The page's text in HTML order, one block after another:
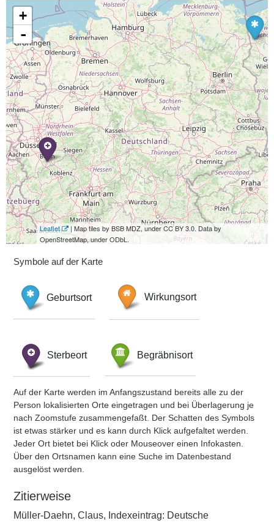
+
-
Leaflet
| Map tiles by BSB MDZ, under CC BY 3.0. Data by
OpenStreetMap, under ODbL.
Symbole auf der Karte
Geburtsort Wirkungsort
Sterbeort Begräbnisort
Auf der Karte werden im Anfangszustand bereits alle zu der
Person lokalisierten Orte eingetragen und bei Überlagerung je
nach Zoomstufe zusammengefaßt. Der Schatten des Symbols
ist etwas stärker und es kann durch Klick aufgefaltet werden.
Jeder Ort bietet bei Klick oder Mouseover einen Infokasten.
Über den Ortsnamen kann eine Suche im Datenbestand
ausgelöst werden.
Zitierweise
Müller-Daehn, Claus, Indexeintrag: Deutsche